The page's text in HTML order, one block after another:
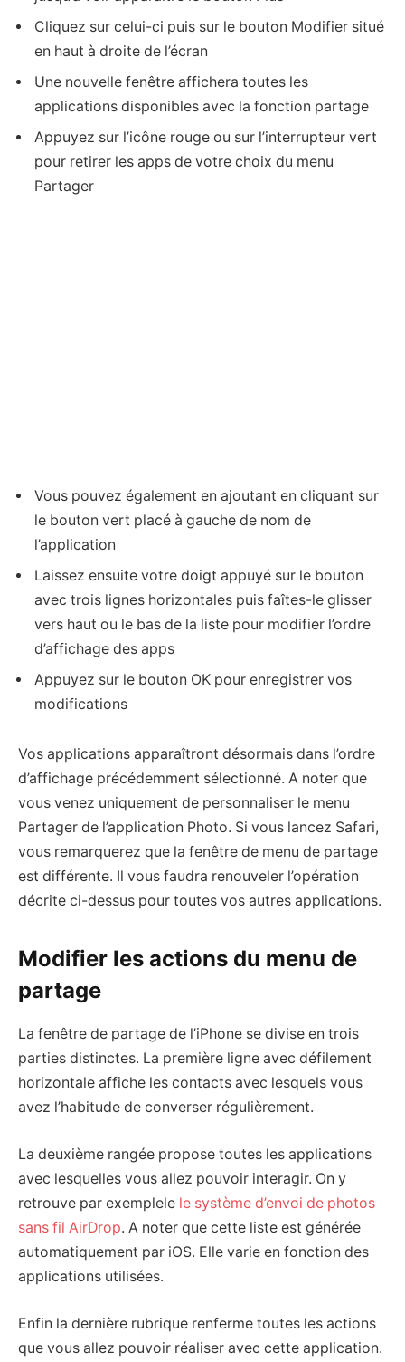
Cliquez sur celui-ci puis sur le bouton Modifier situé
en haut à droite de l’écran
Une nouvelle fenêtre affichera toutes les
applications disponibles avec la fonction partage
Appuyez sur l’icône rouge ou sur l’interrupteur vert
pour retirer les apps de votre choix du menu
Partager
Vous pouvez également en ajoutant en cliquant sur
le bouton vert placé à gauche de nom de
l’application
Laissez ensuite votre doigt appuyé sur le bouton
avec trois lignes horizontales puis faîtes-le glisser
vers haut ou le bas de la liste pour modifier l’ordre
d’affichage des apps
Appuyez sur le bouton OK pour enregistrer vos
modifications
Vos applications apparaîtront désormais dans l’ordre
d’affichage précédemment sélectionné. A noter que
vous venez uniquement de personnaliser le menu
Partager de l’application Photo. Si vous lancez Safari,
vous remarquerez que la fenêtre de menu de partage
est différente. Il vous faudra renouveler l’opération
décrite ci-dessus pour toutes vos autres applications.
Modifier les actions du menu de
partage
La fenêtre de partage de l’iPhone se divise en trois
parties distinctes. La première ligne avec défilement
horizontale affiche les contacts avec lesquels vous
avez l’habitude de converser régulièrement.
La deuxième rangée propose toutes les applications
avec lesquelles vous allez pouvoir interagir. On y
retrouve par exemplele le système d’envoi de photos
sans fil AirDrop. A noter que cette liste est générée
automatiquement par iOS. Elle varie en fonction des
applications utilisées.
Enfin la dernière rubrique renferme toutes les actions
que vous allez pouvoir réaliser avec cette application.